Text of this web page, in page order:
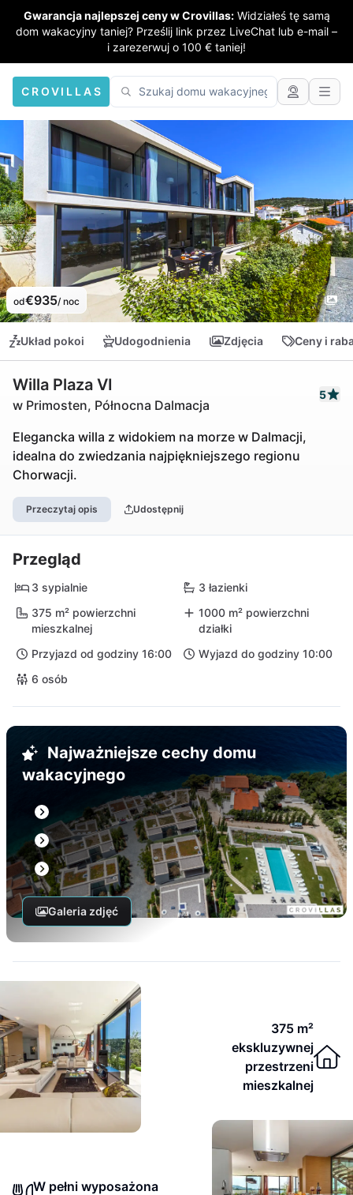
Gwarancja najlepszej ceny w Crovillas: Widziałeś tę samą
dom wakacyjny taniej? Prześlij link przez LiveChat lub e-mail –
i zarezerwuj o 100 € taniej!
CROVILLAS
od€935/ noc
Układ pokoi Udogodnienia Zdjęcia Ceny i
Willa Plaza VI
w Primosten, Północna Dalmacja
5
Elegancka willa z widokiem na morze w Dalmacji,
idealna do zwiedzania najpiękniejszego regionu
Chorwacji.
Przeczytaj opis Udostępnij
Przegląd
3 sypialnie
3 łazienki
375 m² powierzchni
mieszkalnej
1000 m² powierzchni
działki
Przyjazd od godziny 16:00
Wyjazd do godziny 10:00
6 osób
Najważniejsze cechy domu
wakacyjnego
Galeria zdjęć
375 m²
ekskluzywnej
przestrzeni
mieszkalnej
W pełni wyposażona